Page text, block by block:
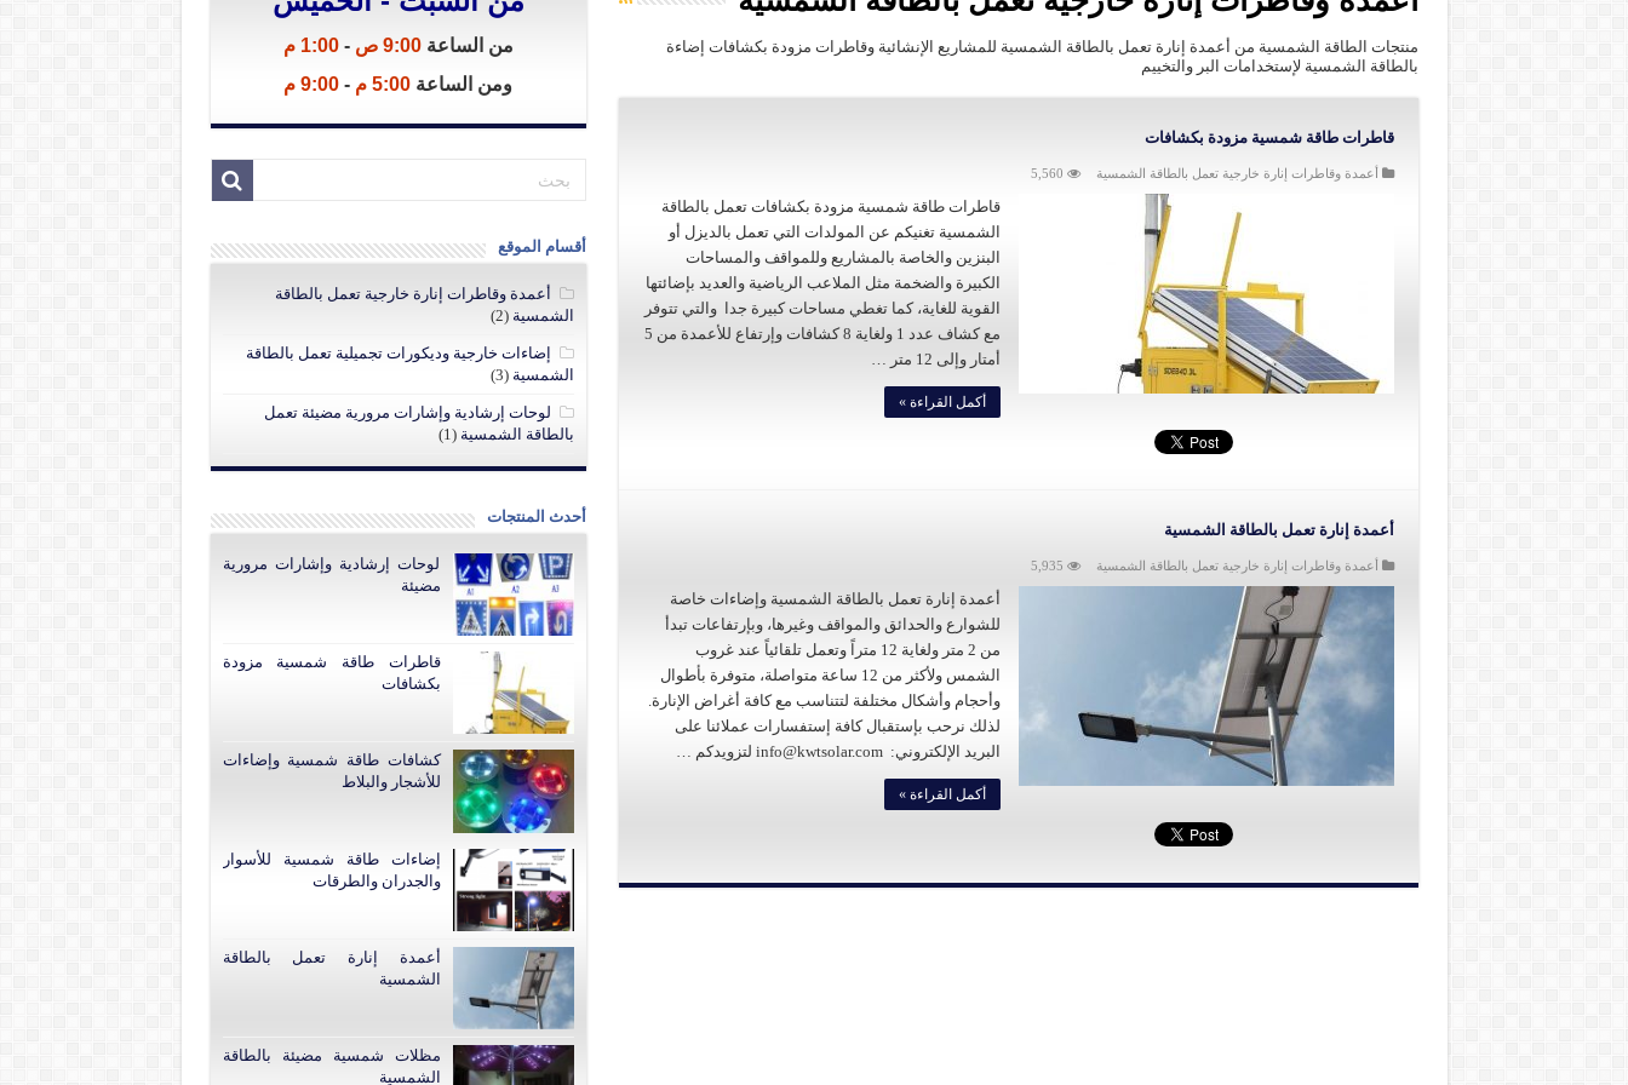
منتجات الطاقة الشمسية من أعمدة إنارة تعمل بالطاقة الشمسية للمشاريع الإنشائية وقاطرات مزودة بكشافات إضاءة
بالطاقة الشمسية لإستخدامات البر والتخييم
قاطرات طاقة شمسية مزودة بكشافات
أعمدة وقاطرات إنارة خارجية تعمل بالطاقة الشمسية 5,560
قاطرات طاقة شمسية مزودة بكشافات تعمل بالطاقة
الشمسية تغنيكم عن المولدات التي تعمل بالديزل أو
البنزين والخاصة بالمشاريع وللمواقف والمساحات
الكبيرة والضخمة مثل الملاعب الرياضية والعديد بإضائتها
القوية للغاية، كما تغطي مساحات كبيرة جدا والتي تتوفر
مع كشاف عدد 1 ولغاية 8 كشافات وإرتفاع للأعمدة من 5
أمتار وإلى 12 متر …
أكمل القراءة »
أعمدة إنارة تعمل بالطاقة الشمسية
أعمدة وقاطرات إنارة خارجية تعمل بالطاقة الشمسية 5,935
أعمدة إنارة تعمل بالطاقة الشمسية وإضاءات خاصة
للشوارع والحدائق والمواقف وغيرها، وبإرتفاعات تبدأ
من 2 متر ولغاية 12 متراً وتعمل تلقائياً عند غروب
الشمس ولأكثر من 12 ساعة متواصلة، متوفرة بأطوال
وأحجام وأشكال مختلفة لتتناسب مع كافة أغراض الإنارة.
لذلك نرحب بإستقبال كافة إستفسارات عملائنا على
البريد الإلكتروني: info@kwtsolar.com لتزويدكم …
أكمل القراءة »
من الساعة9:00 ص -1:00 م
ومن الساعة 5:00 م - 9:00 م
أقسام الموقع
أعمدة وقاطرات إنارة خارجية تعمل بالطاقة
الشمسية (2)
إضاءات خارجية وديكورات تجميلية تعمل بالطاقة
الشمسية (3)
لوحات إرشادية وإشارات مرورية مضيئة تعمل
بالطاقة الشمسية (1)
أحدث المنتجات
لوحات إرشادية وإشارات مرورية
مضيئة
قاطرات طاقة شمسية مزودة
بكشافات
كشافات طاقة شمسية وإضاءات
للأشجار والبلاط
إضاءات طاقة شمسية للأسوار
والجدران والطرقات
أعمدة إنارة تعمل بالطاقة
الشمسية
مظلات شمسية مضيئة بالطاقة
الشمسية